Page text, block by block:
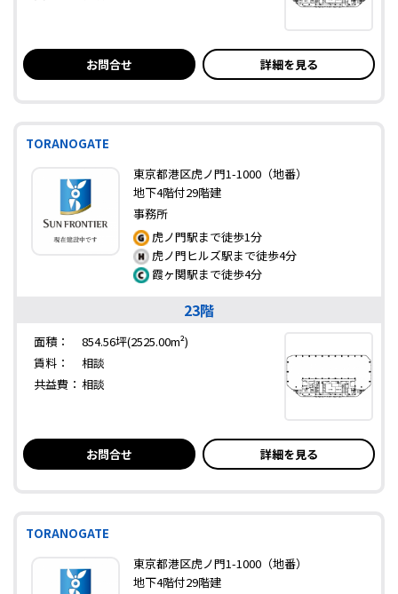
お問合せ 詳細を見る
TORANOGATE
東京都港区虎ノ門1-1000（地番）
地下4階付29階建
事務所
虎ノ門駅まで徒歩1分
虎ノ門ヒルズ駅まで徒歩4分
霞ヶ関駅まで徒歩4分
23階
面積：
854.56坪(2525.00m²)
賃料：
相談
共益費： 相談
お問合せ 詳細を見る
TORANOGATE
東京都港区虎ノ門1-1000（地番）
地下4階付29階建